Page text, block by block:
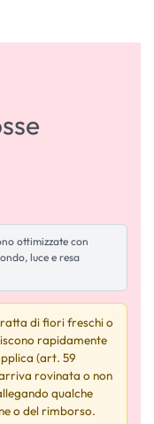
ottimizzate con
luce e resa
di fiori freschi o
rapidamente
(art. 59
rovinata o non
qualche
o del rimborso.